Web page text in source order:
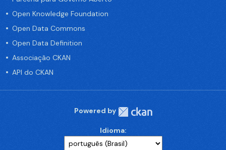
Open Knowledge Foundation
Open Data Commons
Open Data Definition
Associação CKAN
API do CKAN
Powered by
Idioma